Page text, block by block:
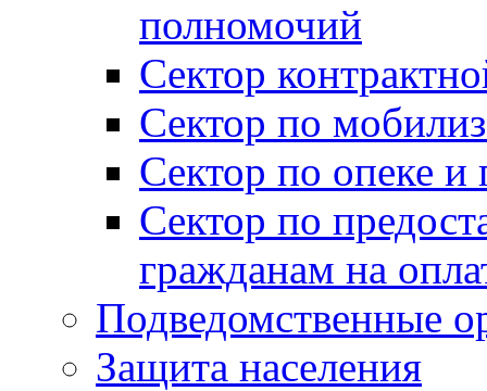
полномочий
Сектор
Сектор по
Сектор по опеке и
Сектор по
гражданам на
Подведомственные
Защита населения